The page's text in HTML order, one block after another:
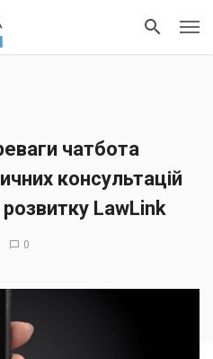
чатбота
консультацій
LawLink
0